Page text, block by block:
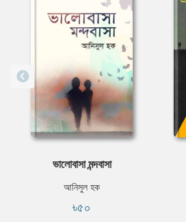
ভালোবাসা মন্দবাসা
আনিসুল হক
৳৫০